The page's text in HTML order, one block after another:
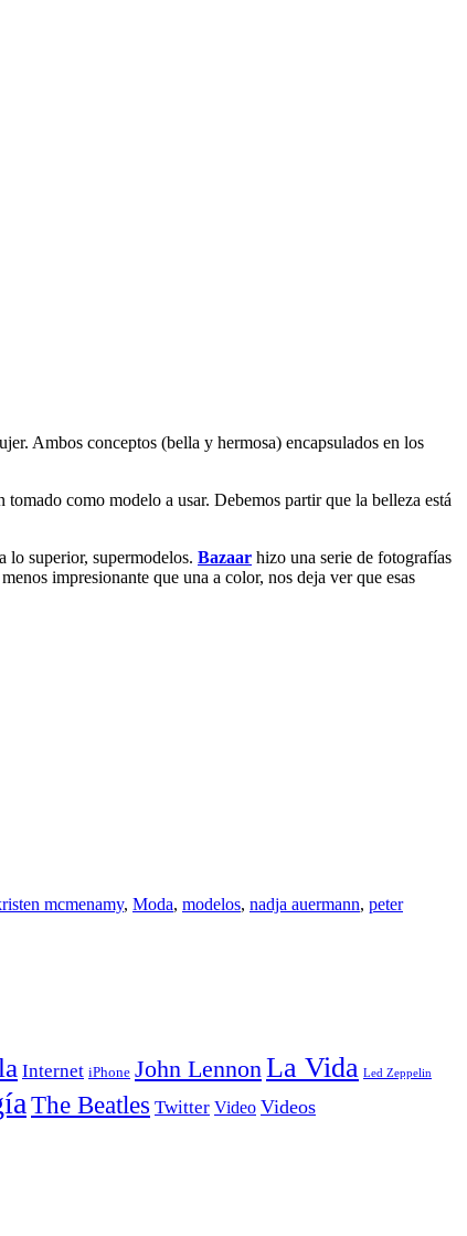
Ambos conceptos (bella y hermosa) encapsulados en los
como modelo a usar. Debemos partir que la belleza está
lo superior, supermodelos. Bazaar hizo una serie de fotografías
impresionante que una a color, nos deja ver que esas
mcmenamy, Moda, modelos, nadja auermann, peter
Internet iPhone John Lennon La Vida Led Zeppelin
The Beatles Twitter Video Videos